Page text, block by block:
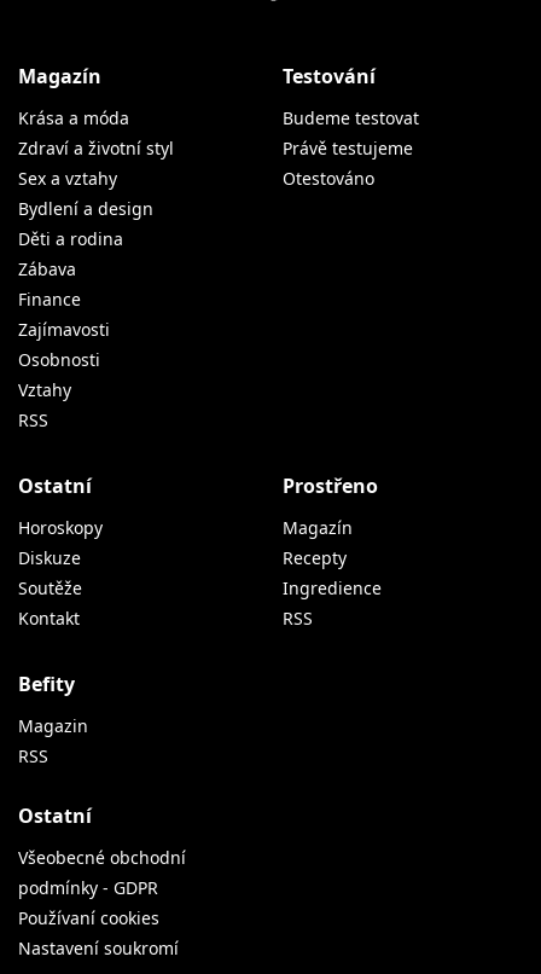
Magazín
Krása a móda
Zdraví a životní styl
Sex a vztahy
Bydlení a design
Děti a rodina
Zábava
Finance
Zajímavosti
Osobnosti
Vztahy
RSS
Testování
Budeme testovat
Právě testujeme
Otestováno
Ostatní
Horoskopy
Diskuze
Soutěže
Kontakt
Prostřeno
Magazín
Recepty
Ingredience
RSS
Befity
Magazin
RSS
Ostatní
Všeobecné obchodní
podmínky - GDPR
Používaní cookies
Nastavení soukromí